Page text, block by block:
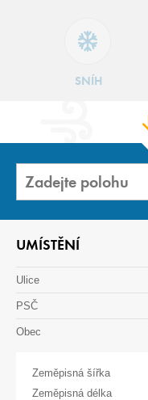
SNÍH
UMÍSTĚNÍ
Ulice
PSČ
Obec
Zeměpisná šířka
Zeměpisná délka